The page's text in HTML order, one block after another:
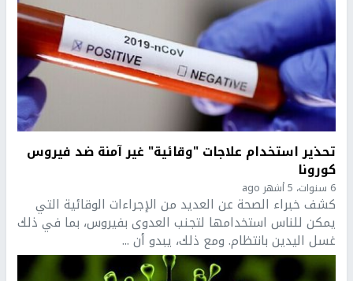
تحذير استخدام علاجات "وقائية" غير آمنة ضد فيروس
كورونا
6 سنوات، 5 أشهر ago
كشف خبراء الصحة عن العديد من الإجراءات الوقائية التي
يمكن للناس استخدامها لتجنب العدوى بفيروس، بما في ذلك
غسل اليدين بانتظام. ومع ذلك، يبدو أن ...